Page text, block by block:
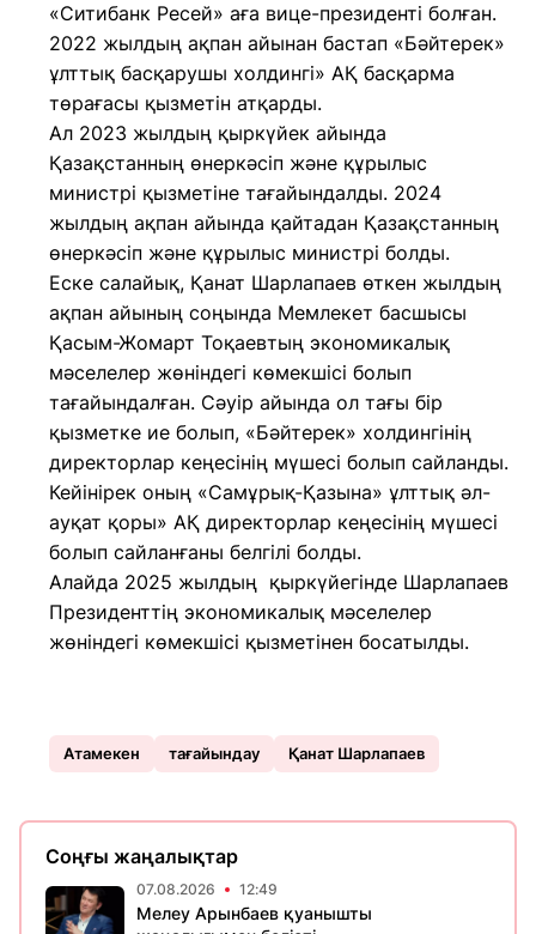
«Ситибанк Ресей» аға вице-президенті болған.
2022 жылдың ақпан айынан бастап «Бәйтерек»
ұлттық басқарушы холдингі» АҚ басқарма
төрағасы қызметін атқарды.
Ал 2023 жылдың қыркүйек айында
Қазақстанның өнеркәсіп және құрылыс
министрі қызметіне тағайындалды. 2024
жылдың ақпан айында қайтадан Қазақстанның
өнеркәсіп және құрылыс министрі болды.
Еске салайық, Қанат Шарлапаев өткен жылдың
ақпан айының соңында Мемлекет басшысы
Қасым-Жомарт Тоқаевтың экономикалық
мәселелер жөніндегі көмекшісі болып
тағайындалған. Сәуір айында ол тағы бір
қызметке ие болып, «Бәйтерек» холдингінің
директорлар кеңесінің мүшесі болып сайланды.
Кейінірек оның «Самұрық-Қазына» ұлттық әл-
ауқат қоры» АҚ директорлар кеңесінің мүшесі
болып сайланғаны белгілі болды.
Алайда 2025 жылдың қыркүйегінде Шарлапаев
Президенттің экономикалық мәселелер
жөніндегі көмекшісі қызметінен босатылды.
Атамекен тағайындау Қанат Шарлапаев
Соңғы жаңалықтар
07.08.2026 12:49
Мелеу Арынбаев қуанышты